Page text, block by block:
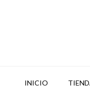
INICIO